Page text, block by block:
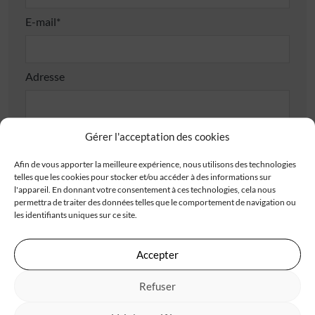
Gérer l'acceptation des cookies
Afin de vous apporter la meilleure expérience, nous utilisons des technologies
telles que les cookies pour stocker et/ou accéder à des informations sur
l'appareil. En donnant votre consentement à ces technologies, cela nous
permettra de traiter des données telles que le comportement de navigation ou
les identifiants uniques sur ce site.
Accepter
Refuser
E-mail*
Adresse
Code postal*
J'accepte de recevoir les offres d'IGC